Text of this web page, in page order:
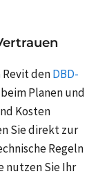
Revit denDBD-
Planen und
Kosten
Sie direkt zur
Regeln
nutzen Sie Ihr